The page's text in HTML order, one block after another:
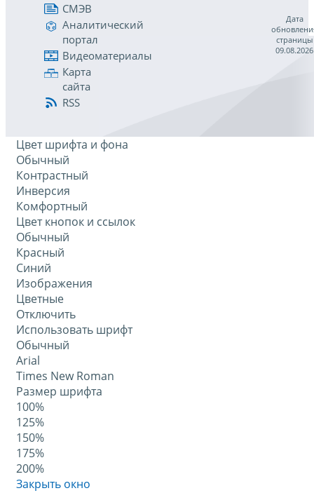
СМЭВ
Аналитический
портал
Видеоматериалы
Карта
сайта
RSS
Дата
страницы
09.08.2026
Цвет шрифта и фона
Обычный
Контрастный
Инверсия
Комфортный
Цвет кнопок и ссылок
Обычный
Красный
Синий
Изображения
Цветные
Отключить
Использовать шрифт
Обычный
Arial
Times New Roman
Размер шрифта
100%
125%
150%
175%
200%
Закрыть окно